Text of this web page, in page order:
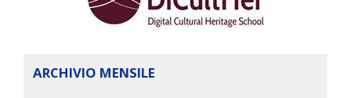
ARCHIVIO MENSILE